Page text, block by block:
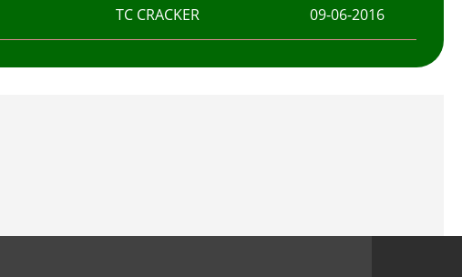
TC CRACKER 09-06-2016